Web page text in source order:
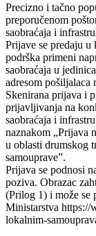
Precizno i tačno
preporučenom
saobraćaja i
Prijave se predaju u
podrška primeni
saobraćaja u
adresom pošiljalaca
Skenirana prijava i
prijavljivanja na
saobraćaja i
naznakom „Prijava
u oblasti drumskog
samouprave”.
Prijava se podnosi
poziva. Obrazac
(Prilog 1) i može se
Ministarstva https://
lokalnim-